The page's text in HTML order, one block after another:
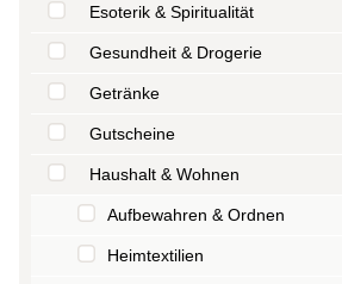
Esoterik & Spiritualität
Gesundheit & Drogerie
Getränke
Gutscheine
Haushalt & Wohnen
Aufbewahren & Ordnen
Heimtextilien